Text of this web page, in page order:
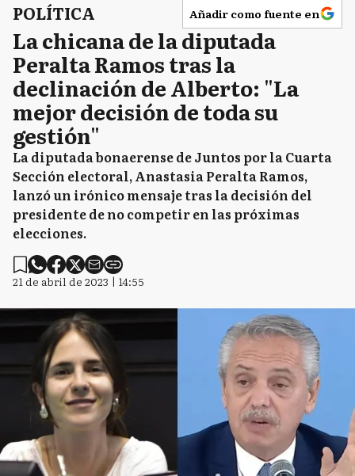
POLÍTICA Añadir como fuente en
La chicana de la diputada
Peralta Ramos tras la
declinación de Alberto: "La
mejor decisión de toda su
gestión"
La diputada bonaerense de Juntos por la Cuarta
Sección electoral, Anastasia Peralta Ramos,
lanzó un irónico mensaje tras la decisión del
presidente de no competir en las próximas
elecciones.
21 de abril de 2023 | 14:55